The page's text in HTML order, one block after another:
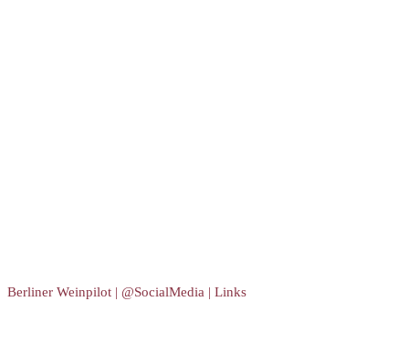
Berliner Weinpilot | @SocialMedia | Links